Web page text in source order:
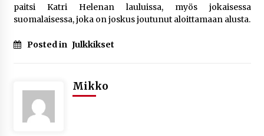
paitsi Katri Helenan lauluissa, myös jokaisessa
suomalaisessa, joka on joskus joutunut aloittamaan alusta.
Posted in Julkkikset
Mikko